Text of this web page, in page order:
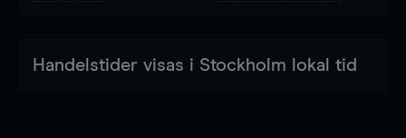
Handelstider visas i Stockholm lokal tid